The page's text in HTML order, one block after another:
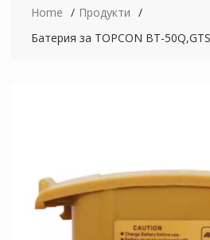
Home
Продукти
Батерия за TOPCON BT-